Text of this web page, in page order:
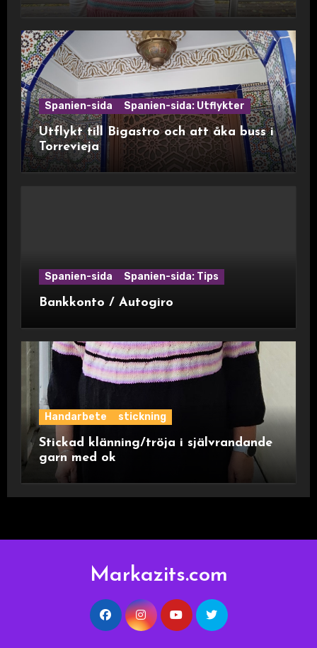
Spanien-sida Spanien-sida: Utflykter
Utflykt till Bigastro och att åka buss i
Torrevieja
Spanien-sida Spanien-sida: Tips
Bankkonto / Autogiro
Handarbete stickning
Stickad klänning/tröja i självrandande
garn med ok
Markazits.com